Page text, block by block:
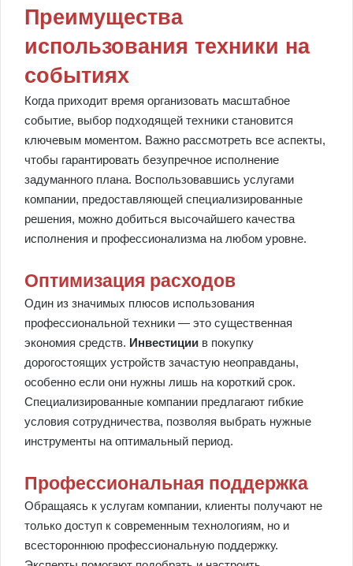
Преимущества
использования техники на
событиях
Когда приходит время организовать масштабное
событие, выбор подходящей техники становится
ключевым моментом. Важно рассмотреть все аспекты,
чтобы гарантировать безупречное исполнение
задуманного плана. Воспользовавшись услугами
компании, предоставляющей специализированные
решения, можно добиться высочайшего качества
исполнения и профессионализма на любом уровне.
Оптимизация расходов
Один из значимых плюсов использования
профессиональной техники — это существенная
экономия средств. Инвестиции в покупку
дорогостоящих устройств зачастую неоправданы,
особенно если они нужны лишь на короткий срок.
Специализированные компании предлагают гибкие
условия сотрудничества, позволяя выбрать нужные
инструменты на оптимальный период.
Профессиональная поддержка
Обращаясь к услугам компании, клиенты получают не
только доступ к современным технологиям, но и
всестороннюю профессиональную поддержку.